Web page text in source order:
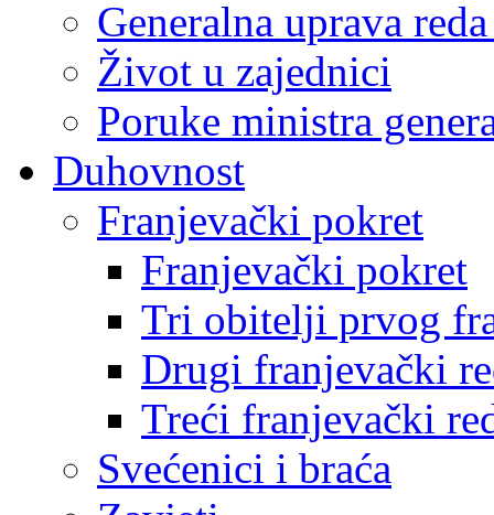
Generalna uprava
Život u zajednici
Poruke ministra
Duhovnost
Franjevački pokret
Franjevački pokret
Tri obitelji prvog
Drugi franjevački
Treći franjevački
Svećenici i braća